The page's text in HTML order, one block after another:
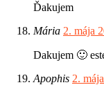
Ďakujem
Mária 2. mája
Dakujem 🙂
Apophis 2.